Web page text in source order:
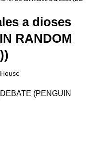
a dioses
RANDOM